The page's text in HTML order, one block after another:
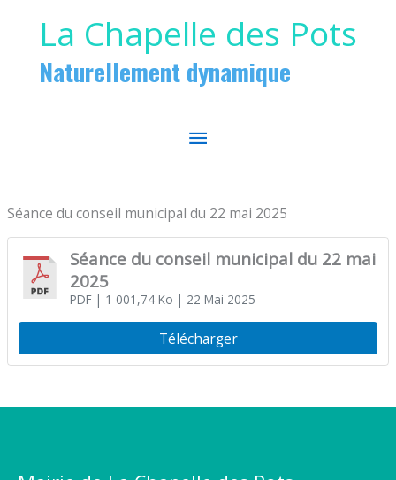
La Chapelle des Pots
Naturellement dynamique
MENU
Séance du conseil municipal du 22 mai 2025
Séance du conseil municipal du 22 mai
2025
PDF| 1 001,74 Ko | 22 Mai 2025
Télécharger